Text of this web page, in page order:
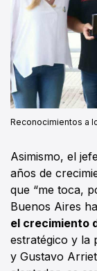
Reconocimientos a
Asimismo, el
años de
que “me toca,
Buenos Aires
el crecimiento
estratégico y la
y Gustavo